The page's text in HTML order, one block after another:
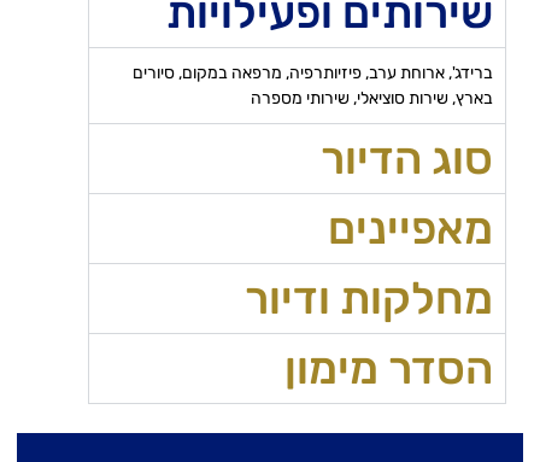
שירותים ופעילויות
ברידג', ארוחת ערב, פיזיותרפיה, מרפאה במקום, סיורים
בארץ, שירות סוציאלי, שירותי מספרה
סוג הדיור
מאפיינים
מחלקות ודיור
הסדר מימון